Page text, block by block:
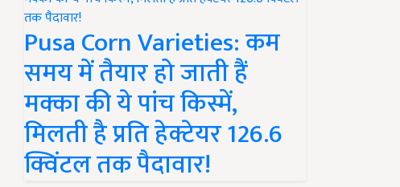
Pusa Corn Varieties: कम
समय में तैयार हो जाती हैं
मक्का की ये पांच किस्में,
मिलती है प्रति हेक्टेयर 126.6
क्विंटल तक पैदावार!